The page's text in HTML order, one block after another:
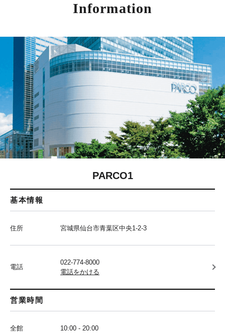
Information
PARCO1
基本情報
住所 宮城県仙台市青葉区中央1-2-3
電話
022-774-8000
電話をかける
営業時間
全館 10:00 - 20:00